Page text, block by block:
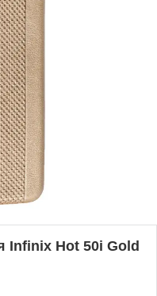
Infinix Hot 50i Gold